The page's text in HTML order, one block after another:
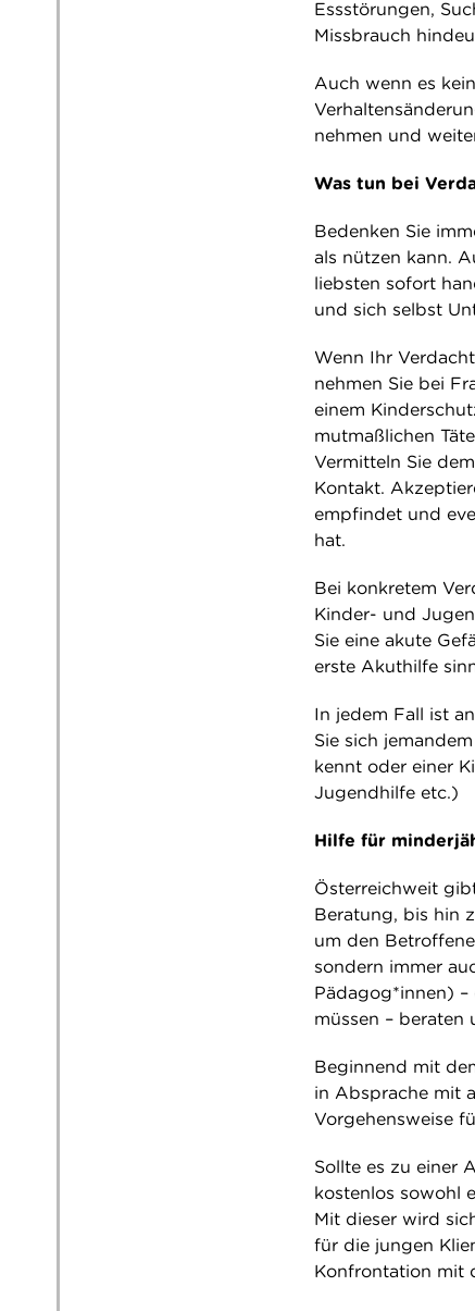
Essstörungen,
Missbrauch
Auch wenn es
nehmen und
Was tun bei
Bedenken Sie
als nützen kann.
liebsten sofort
und sich selbst
Wenn Ihr
nehmen Sie bei
einem
mutmaßlichen
Vermitteln Sie
Kontakt.
empfindet und
hat.
Bei konkretem
Kinder- und
Sie eine akute
erste Akuthilfe
In jedem Fall ist
Sie sich
kennt oder einer
Jugendhilfe etc.)
Hilfe für
Österreichweit
Beratung, bis hin
um den
sondern immer
Pädagog*innen)
müssen – beraten
Beginnend mit
in Absprache mit
Vorgehensweise
Sollte es zu einer
kostenlos sowohl
Mit dieser wird
für die jungen
Konfrontation mit